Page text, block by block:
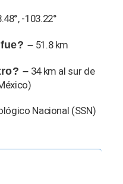
-103.22°
– 51.8 km
– 34 km al sur de
Nacional (SSN)